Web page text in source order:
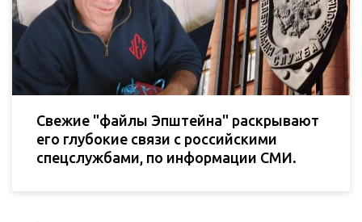
Свежие "файлы Эпштейна" раскрывают
его глубокие связи с российскими
спецслужбами, по информации СМИ.